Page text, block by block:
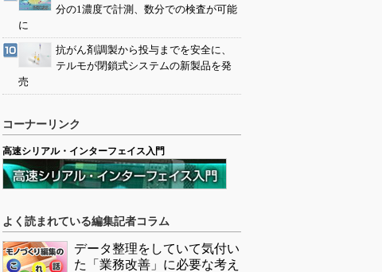
分の1濃度で計測、数分での検査が可能
に
抗がん剤調製から投与までを安全に、
テルモが閉鎖式システムの新製品を発
売
コーナーリンク
高速シリアル・インターフェイス入門
よく読まれている編集記者コラム
データ整理をしていて気付い
た「業務改善」に必要な考え